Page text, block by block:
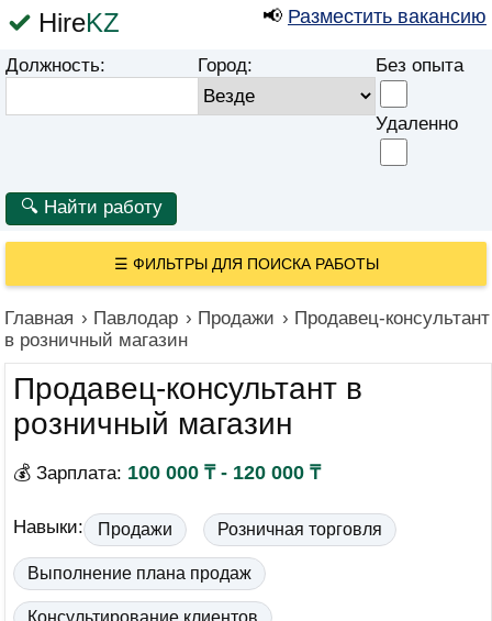
HireKZ 📢 Разместить вакансию
Должность: Город: Без опыта
Удаленно
☰ ФИЛЬТРЫ ДЛЯ ПОИСКА РАБОТЫ
Главная › Павлодар › Продажи › Продавец-консультант
в розничный магазин
Продавец-консультант в
розничный магазин
💰 Зарплата: 100 000 ₸ - 120 000 ₸
Навыки: Продажи Розничная торговля
Выполнение плана продаж
Консультирование клиентов